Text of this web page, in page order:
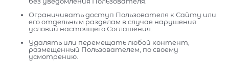
Ограничивать доступ Пользователя к Сайту или
его отдельным разделам в случае нарушения
условий настоящего Соглашения.
Удалять или перемещать любой контент,
размещенный Пользователем, по своему
усмотрению.